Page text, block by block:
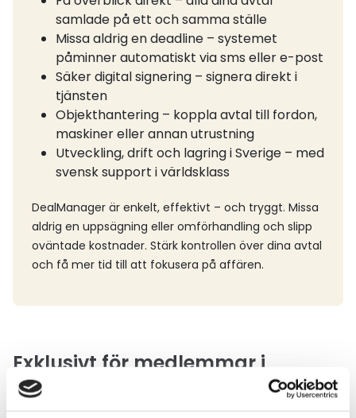
samlade på ett och samma ställe
Missa aldrig en deadline – systemet
påminner automatiskt via sms eller e-post
Säker digital signering – signera direkt i
tjänsten
Objekthantering – koppla avtal till fordon,
maskiner eller annan utrustning
Utveckling, drift och lagring i Sverige – med
svensk support i världsklass
DealManager är enkelt, effektivt – och tryggt. Missa
aldrig en uppsägning eller omförhandling och slipp
oväntade kostnader. Stärk kontrollen över dina avtal
och få mer tid till att fokusera på affären.
Exklusivt för medlemmar i
Sveriges Åkeriföretag: